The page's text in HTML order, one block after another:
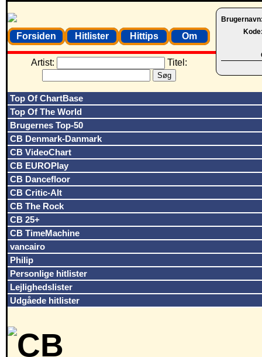
Forsiden Hitlister Hittips Om
Artist: Titel:
Top Of ChartBase
Top Of The World
Brugernes Top-50
CB Denmark-Danmark
CB VideoChart
CB EUROPlay
CB Dancefloor
CB Critic-Alt
CB The Rock
CB 25+
CB TimeMachine
vancairo
Philip
Personlige hitlister
Lejlighedslister
Udgåede hitlister